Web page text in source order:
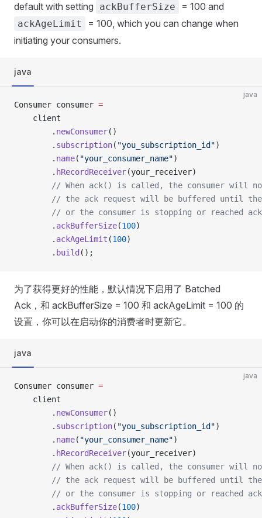
default with setting
ackBufferSize = 100 and
ackAgeLimit
= 100, which you can change when
initiating your consumers.
java
java
Consumer consumer =
    client
        .
newConsumer()
        .
subscription( "you_subscription_id")
        .
name( "your_consumer_name")
        .
hRecordReceiver(your_receiver)
// When ack() is called, the consumer will
// the ack request will be buffered until
// or the consumer is stopping or reached
        .
ackBufferSize(100)
        .
ackAgeLimit (100)
        .
build ();
为了获得更好的性能，默认情况下启用了 Batched
Ack，和 ackBufferSize = 100 和 ackAgeLimit = 100 的
设置，你可以在启动你的消费者时更新它。
java
java
Consumer consumer =
    client
        .
newConsumer()
        .
subscription( "you_subscription_id")
        .
name( "your_consumer_name")
        .
hRecordReceiver(your_receiver)
// When ack() is called, the consumer will
// the ack request will be buffered until
// or the consumer is stopping or reached
        .
ackBufferSize(100)